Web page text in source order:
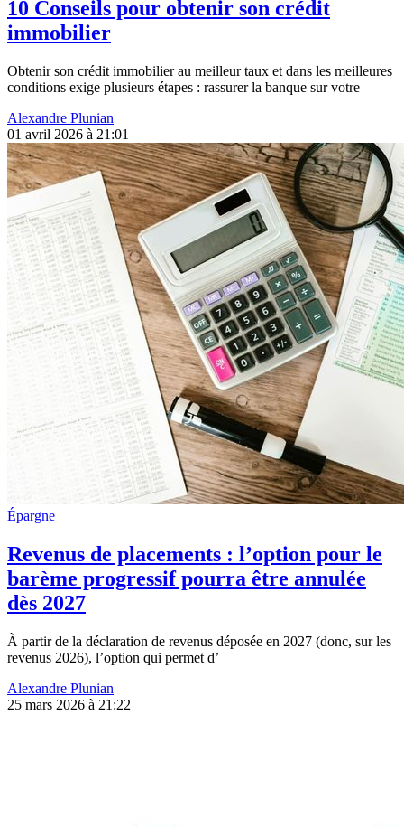
10 Conseils pour obtenir son crédit
immobilier
Obtenir son crédit immobilier au meilleur taux et dans les meilleures
conditions exige plusieurs étapes : rassurer la banque sur votre
Alexandre Plunian
01 avril 2026 à 21:01
Épargne
Revenus de placements : l’option pour le
barème progressif pourra être annulée
dès 2027
À partir de la déclaration de revenus déposée en 2027 (donc, sur les
revenus 2026), l’option qui permet d’
Alexandre Plunian
25 mars 2026 à 21:22